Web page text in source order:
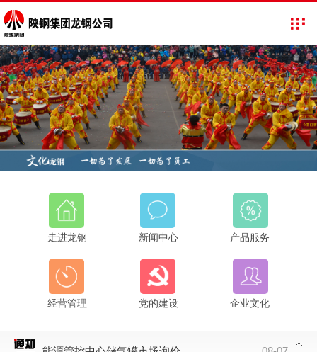
走进龙钢 新闻中心 产品服务
经营管理 党的建设 企业文化